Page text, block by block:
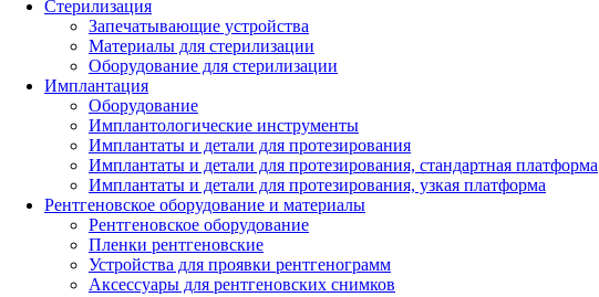
Стерилизация
Запечатывающие устройства
Материалы для стерилизации
Оборудование для стерилизации
Имплантация
Оборудование
Имплантологические инструменты
Имплантаты и детали для протезирования
Имплантаты и детали для протезирования, стандартная платформа
Имплантаты и детали для протезирования, узкая платформа
Рентгеновское оборудование и материалы
Рентгеновское оборудование
Пленки рентгеновские
Устройства для проявки рентгенограмм
Аксессуары для рентгеновских снимков